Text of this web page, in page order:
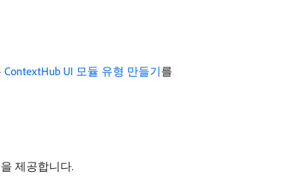
ContextHub UI 모듈 유형 만들기를
제공합니다.